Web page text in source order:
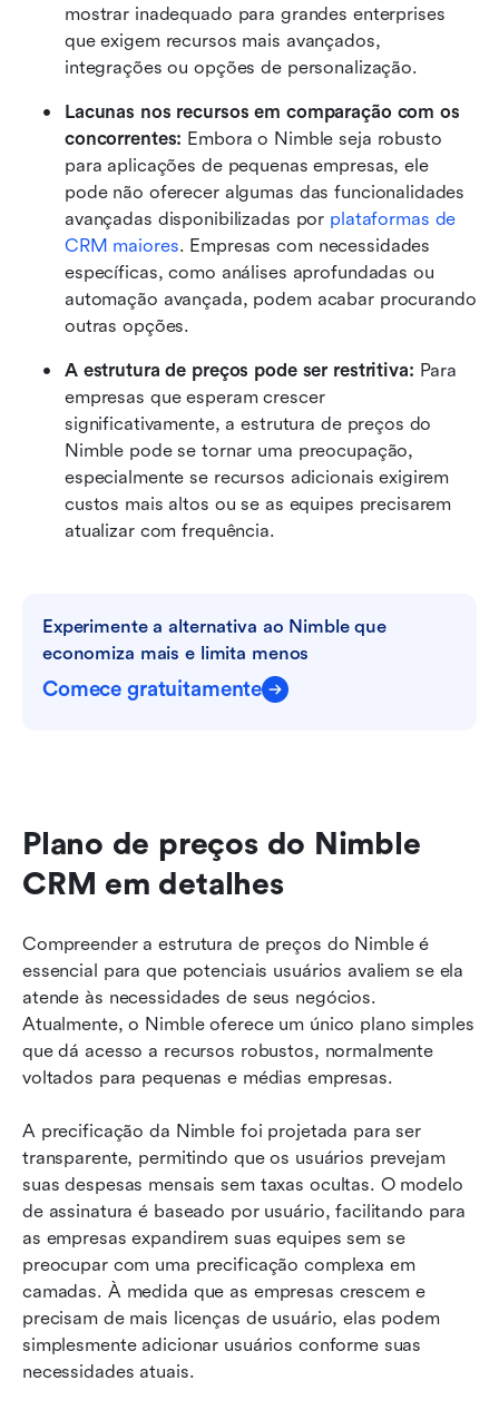
mostrar inadequado para grandes enterprises
que exigem recursos mais avançados,
integrações ou opções de personalização.
Lacunas nos recursos em comparação com os
concorrentes: Embora o Nimble seja robusto
para aplicações de pequenas empresas, ele
pode não oferecer algumas das funcionalidades
avançadas disponibilizadas por plataformas de
CRM maiores. Empresas com necessidades
específicas, como análises aprofundadas ou
automação avançada, podem acabar procurando
outras opções.
A estrutura de preços pode ser restritiva: Para
empresas que esperam crescer
significativamente, a estrutura de preços do
Nimble pode se tornar uma preocupação,
especialmente se recursos adicionais exigirem
custos mais altos ou se as equipes precisarem
atualizar com frequência.
Experimente a alternativa ao Nimble que
economiza mais e limita menos
Comece gratuitamente
Plano de preços do Nimble
CRM em detalhes
Compreender a estrutura de preços do Nimble é
essencial para que potenciais usuários avaliem se ela
atende às necessidades de seus negócios.
Atualmente, o Nimble oferece um único plano simples
que dá acesso a recursos robustos, normalmente
voltados para pequenas e médias empresas.
A precificação da Nimble foi projetada para ser
transparente, permitindo que os usuários prevejam
suas despesas mensais sem taxas ocultas. O modelo
de assinatura é baseado por usuário, facilitando para
as empresas expandirem suas equipes sem se
preocupar com uma precificação complexa em
camadas. À medida que as empresas crescem e
precisam de mais licenças de usuário, elas podem
simplesmente adicionar usuários conforme suas
necessidades atuais.